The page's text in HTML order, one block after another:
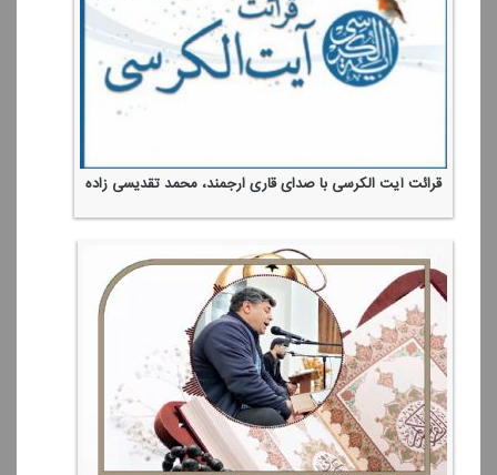
قرائت آیت الكرسی با صدای قاری ارجمند، محمد تقدیسی زاده